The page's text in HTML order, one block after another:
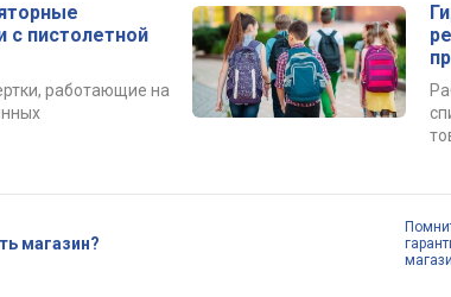
с пистолетной
работающие на
магазин?